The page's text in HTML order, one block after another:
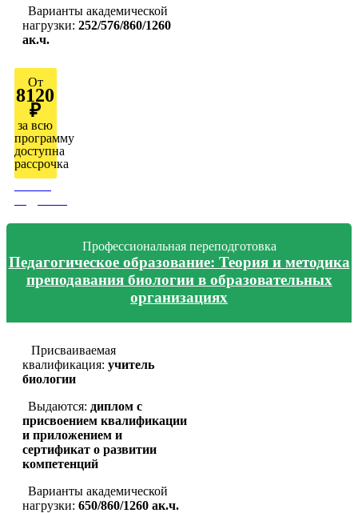
Варианты академической
нагрузки: 252/576/860/1260
ак.ч.
От
8120
₽
за всю
программу
доступна
рассрочка
Профессиональная переподготовка
Педагогическое образование: Теория и методика
преподавания биологии в образовательных
организациях
Присваиваемая
квалификация: учитель
биологии
Выдаются: диплом с
присвоением квалификации
и приложением и
сертификат о развитии
компетенций
Варианты академической
нагрузки: 650/860/1260 ак.ч.